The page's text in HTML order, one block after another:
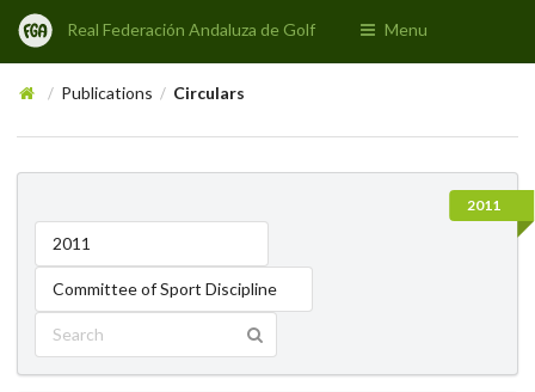
Real Federación Andaluza de Golf Menu
/ Publications / Circulars
2011
2011
Committee of Sport Discipline